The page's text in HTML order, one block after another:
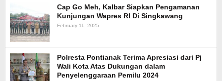
Cap Go Meh, Kalbar Siapkan Pengamanan
Kunjungan Wapres RI Di Singkawang
February 11, 2025
Polresta Pontianak Terima Apresiasi dari Pj
Wali Kota Atas Dukungan dalam
Penyelenggaraan Pemilu 2024